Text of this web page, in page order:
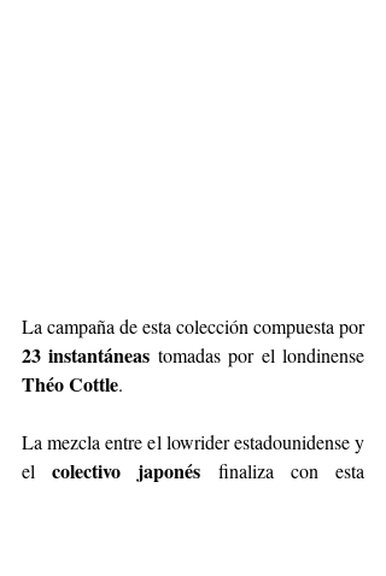
La campaña de esta colección compuesta por
23 instantáneas
Théo Cottle.
La mezcla entre el lowrider estadounidense y
el colectivo japonés finaliza con esta